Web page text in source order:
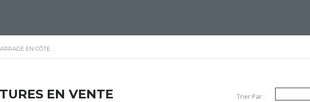
EN CÔTE
EN VENTE Trier Par :